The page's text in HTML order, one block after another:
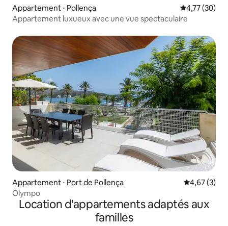
Appartement ⋅ Pollença Évaluation
4,77 (30)
Appartement luxueux avec une vue spectaculaire
Appartement ⋅ Port de Pollença Évaluation
4,67 (3)
Olympo
Location d'appartements adaptés aux
familles